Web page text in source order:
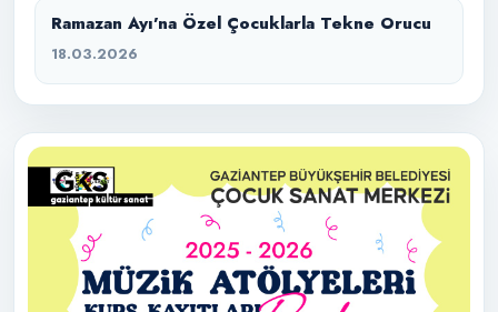
Ramazan Ayı’na Özel Çocuklarla Tekne Orucu
18.03.2026